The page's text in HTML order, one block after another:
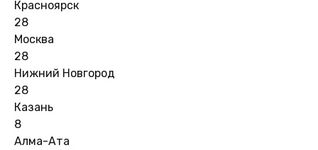
Красноярск
28
Москва
28
Нижний Новгород
28
Казань
8
Алма-Ата